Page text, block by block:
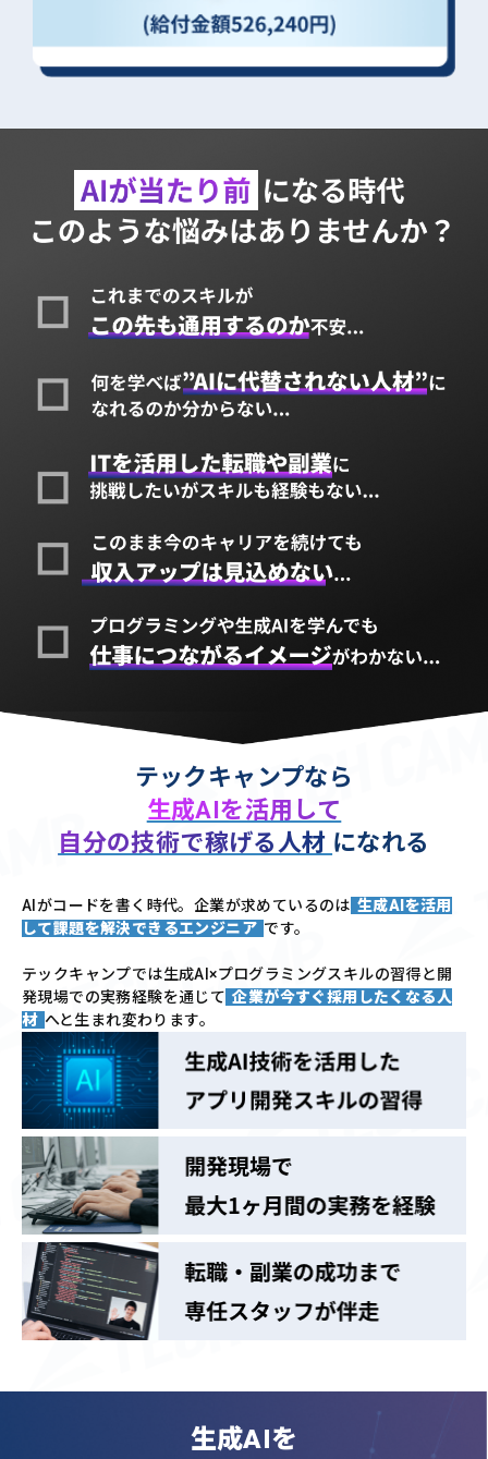
テックキャンプなら
生成AIを活用して
自分の技術で稼げる人材 になれる
AIがコードを書く時代。企業が求めているのは 生成AIを活用
して課題を解決できるエンジニア です。
テックキャンプでは生成AI×プログラミングスキルの習得と開
発現場での実務経験を通じて 企業が今すぐ採用したくなる人
材 へと生まれ変わります。
生成AIを